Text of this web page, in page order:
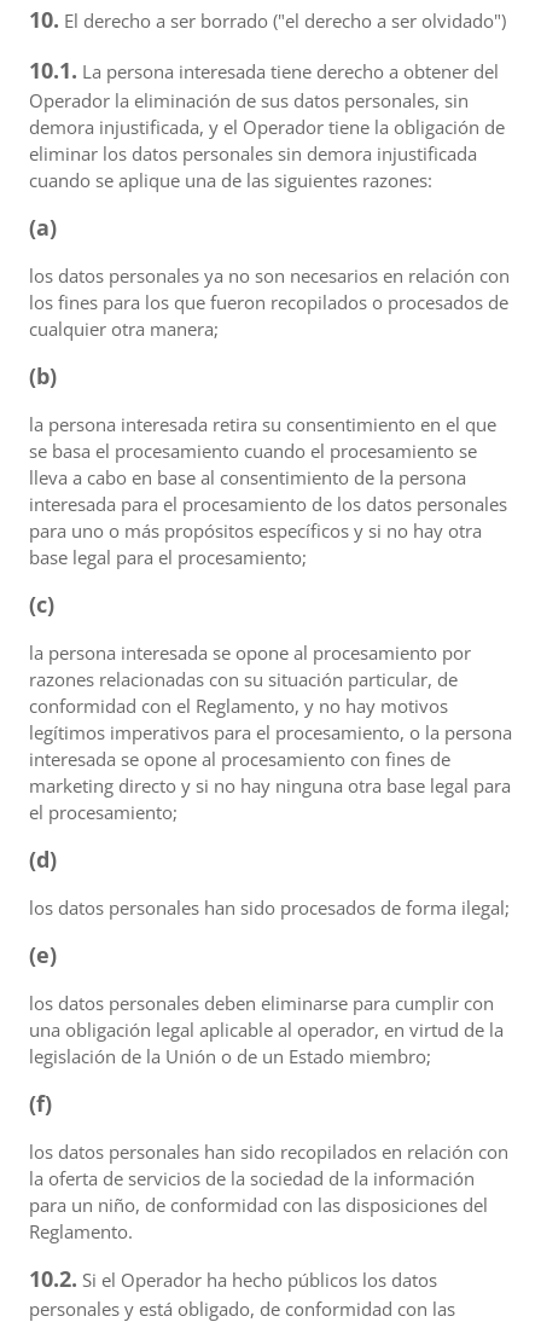
10. El derecho a ser borrado ("el derecho a ser olvidado")
10.1. La persona interesada tiene derecho a obtener del
Operador la eliminación de sus datos personales, sin
demora injustificada, y el Operador tiene la obligación de
eliminar los datos personales sin demora injustificada
cuando se aplique una de las siguientes razones:
(a)
los datos personales ya no son necesarios en relación con
los fines para los que fueron recopilados o procesados de
cualquier otra manera;
(b)
la persona interesada retira su consentimiento en el que
se basa el procesamiento cuando el procesamiento se
lleva a cabo en base al consentimiento de la persona
interesada para el procesamiento de los datos personales
para uno o más propósitos específicos y si no hay otra
base legal para el procesamiento;
(c)
la persona interesada se opone al procesamiento por
razones relacionadas con su situación particular, de
conformidad con el Reglamento, y no hay motivos
legítimos imperativos para el procesamiento, o la persona
interesada se opone al procesamiento con fines de
marketing directo y si no hay ninguna otra base legal para
el procesamiento;
(d)
los datos personales han sido procesados de forma ilegal;
(e)
los datos personales deben eliminarse para cumplir con
una obligación legal aplicable al operador, en virtud de la
legislación de la Unión o de un Estado miembro;
(f)
los datos personales han sido recopilados en relación con
la oferta de servicios de la sociedad de la información
para un niño, de conformidad con las disposiciones del
Reglamento.
10.2. Si el Operador ha hecho públicos los datos
personales y está obligado, de conformidad con las